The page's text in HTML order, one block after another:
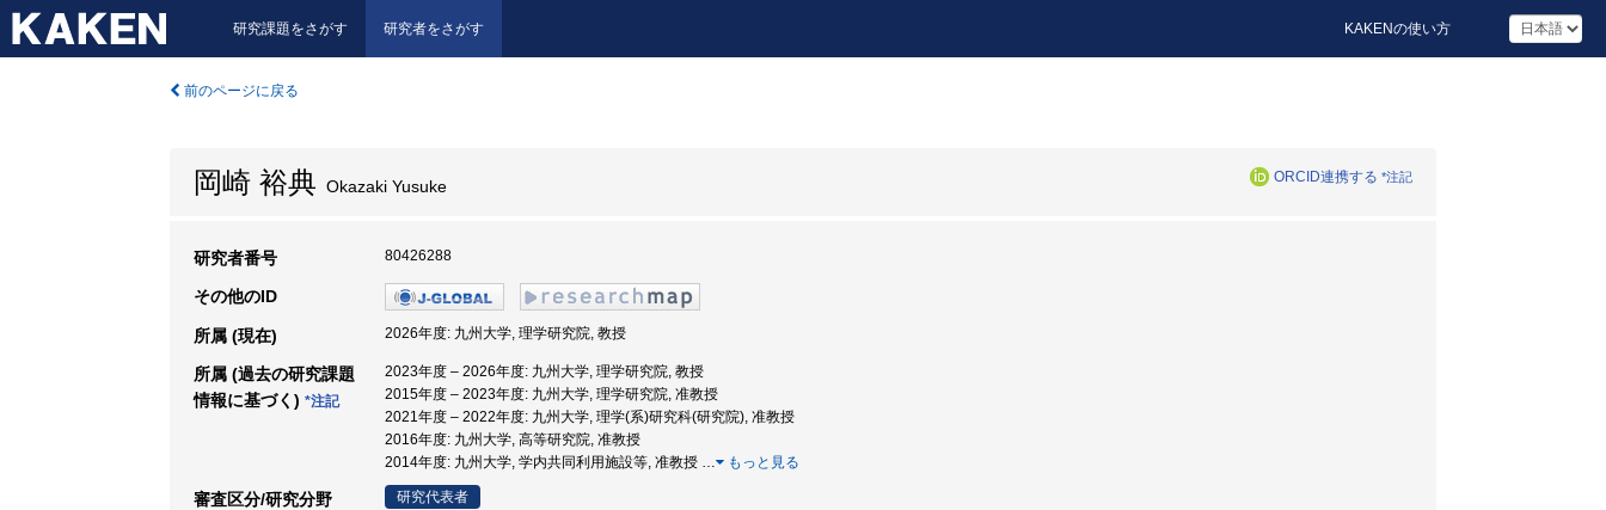
研究課題をさがす 研究者をさがす KAKENの使い方
前のページに戻る
岡崎 裕典 Okazaki Yusuke ORCID連携する *注記
研究者番号 80426288
その他のID
所属 (現在) 2026年度: 九州大学, 理学研究院, 教授
所属 (過去の研究課題
情報に基づく) *注記
2023年度 – 2026年度: 九州大学, 理学研究院, 教授
2015年度 – 2023年度: 九州大学, 理学研究院, 准教授
2021年度 – 2022年度: 九州大学, 理学(系)研究科(研究院), 准教授
2016年度: 九州大学, 高等研究院, 准教授
2014年度: 九州大学, 学内共同利用施設等, 准教授 … もっと見る
審査区分/研究分野
研究代表者